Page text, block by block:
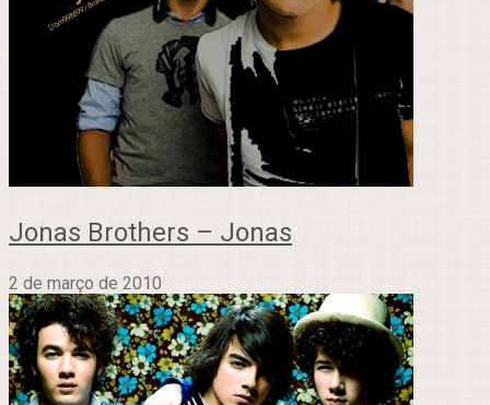
Jonas Brothers – Jonas
2 de março de 2010